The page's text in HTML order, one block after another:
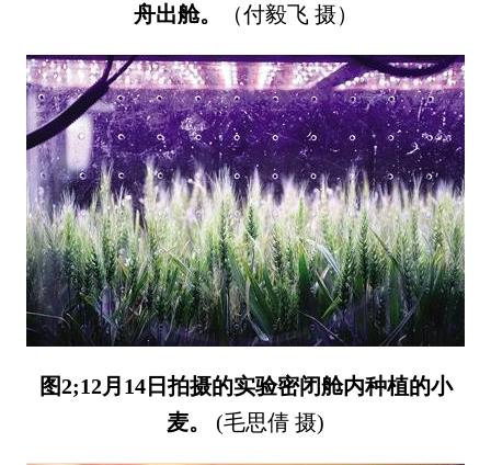
舟出舱。
（付毅飞 摄）
图2;12月14日拍摄的实验密闭舱内种植的小
麦。
(毛思倩 摄)